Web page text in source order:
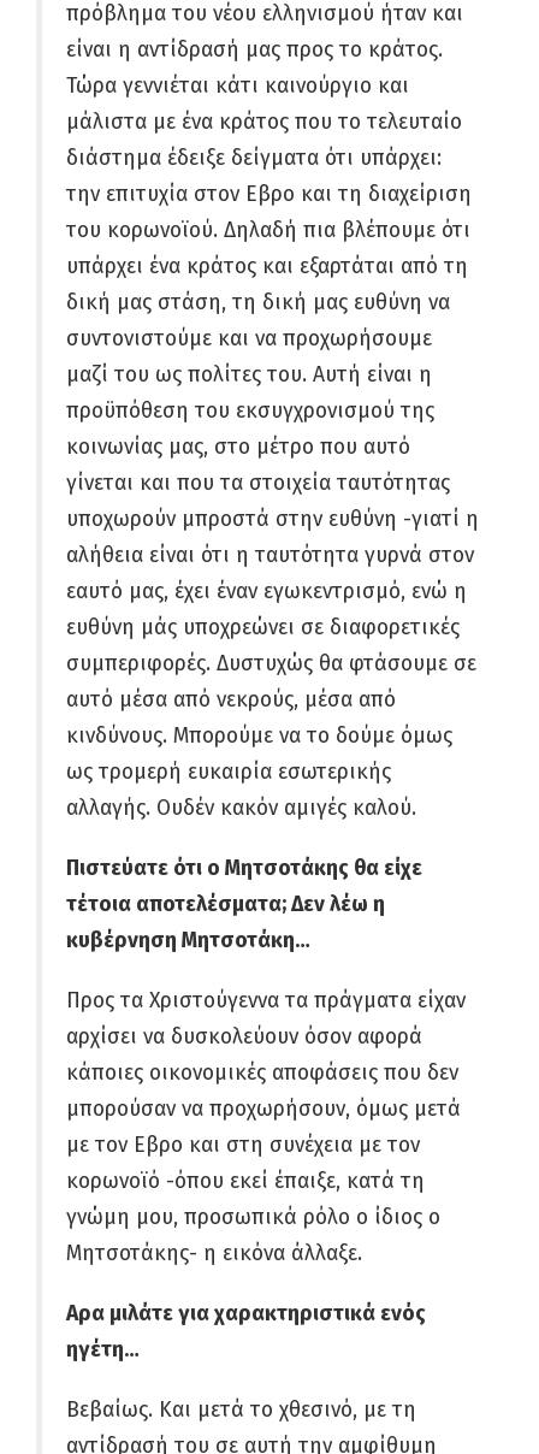
πρόβλημα του νέου ελληνισμού ήταν και
είναι η αντίδρασή μας προς το κράτος.
Τώρα γεννιέται κάτι καινούργιο και
μάλιστα με ένα κράτος που το τελευταίο
διάστημα έδειξε δείγματα ότι υπάρχει:
την επιτυχία στον Εβρο και τη διαχείριση
του κορωνοϊού. Δηλαδή πια βλέπουμε ότι
υπάρχει ένα κράτος και εξαρτάται από τη
δική μας στάση, τη δική μας ευθύνη να
συντονιστούμε και να προχωρήσουμε
μαζί του ως πολίτες του. Αυτή είναι η
προϋπόθεση του εκσυγχρονισμού της
κοινωνίας μας, στο μέτρο που αυτό
γίνεται και που τα στοιχεία ταυτότητας
υποχωρούν μπροστά στην ευθύνη -γιατί η
αλήθεια είναι ότι η ταυτότητα γυρνά στον
εαυτό μας, έχει έναν εγωκεντρισμό, ενώ η
ευθύνη μάς υποχρεώνει σε διαφορετικές
συμπεριφορές. Δυστυχώς θα φτάσουμε σε
αυτό μέσα από νεκρούς, μέσα από
κινδύνους. Μπορούμε να το δούμε όμως
ως τρομερή ευκαιρία εσωτερικής
αλλαγής. Ουδέν κακόν αμιγές καλού.
Πιστεύατε ότι ο Μητσοτάκης θα είχε
τέτοια αποτελέσματα; Δεν λέω η
κυβέρνηση Μητσοτάκη…
Προς τα Χριστούγεννα τα πράγματα είχαν
αρχίσει να δυσκολεύουν όσον αφορά
κάποιες οικονομικές αποφάσεις που δεν
μπορούσαν να προχωρήσουν, όμως μετά
με τον Εβρο και στη συνέχεια με τον
κορωνοϊό -όπου εκεί έπαιξε, κατά τη
γνώμη μου, προσωπικά ρόλο ο ίδιος ο
Μητσοτάκης- η εικόνα άλλαξε.
Αρα μιλάτε για χαρακτηριστικά ενός
ηγέτη…
Βεβαίως. Και μετά το χθεσινό, με τη
αντίδρασή του σε αυτή την αμφίθυμη